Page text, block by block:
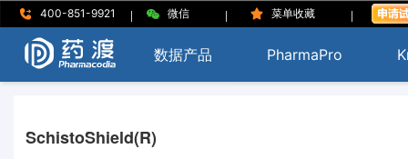
400-851-9921 | 微信 | 菜单收藏 |
数据产品 PharmaPro
SchistoShield(R)